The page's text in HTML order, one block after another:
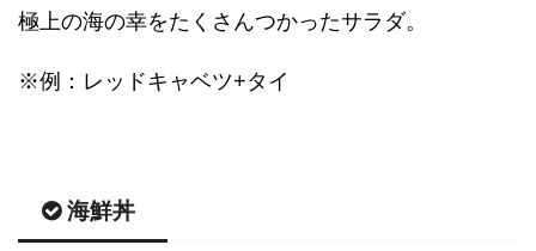
極上の海の幸をたくさんつかったサラダ。
※例：レッドキャベツ+タイ
海鮮丼